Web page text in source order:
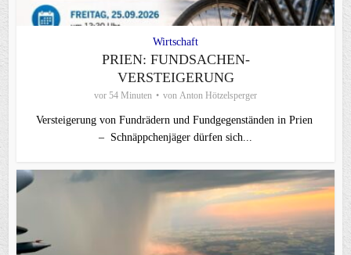
Wirtschaft
PRIEN: FUNDSACHEN-
VERSTEIGERUNG
vor 54 Minuten von Anton Hötzelsperger
Versteigerung von Fundrädern und Fundgegenständen in Prien
– Schnäppchenjäger dürfen sich...